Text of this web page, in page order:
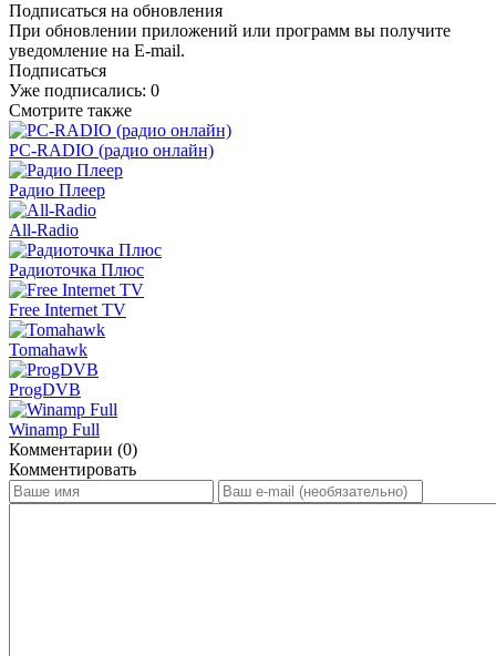
Подписаться на обновления
При обновлении приложений или программ вы получите
уведомление на E-mail.
Подписаться
Уже подписались: 0
Смотрите также
PC-RADIO (радио онлайн)
Радио Плеер
All-Radio
Радиоточка Плюс
Free Internet TV
Tomahawk
ProgDVB
Winamp Full
Комментарии (0)
Комментировать